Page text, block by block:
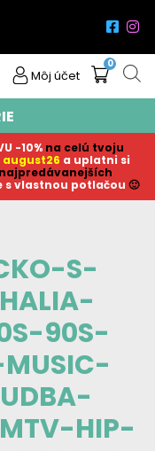
Môj účet
0
-10% na celú tvoju
a uplatni si
s vlastnou potlačou 🙂
S-
90S-
HIP-